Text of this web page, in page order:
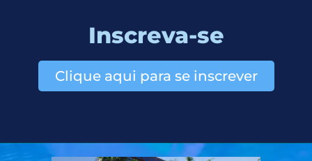
Inscreva-se
Clique aqui para se inscrever